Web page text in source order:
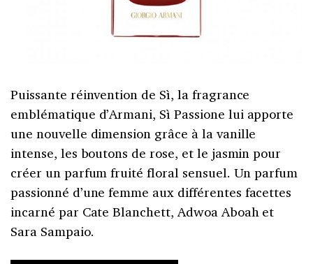
Puissante réinvention de Sì, la fragrance
emblématique d’Armani, Sì Passione lui apporte
une nouvelle dimension grâce à la vanille
intense, les boutons de rose, et le jasmin pour
créer un parfum fruité floral sensuel. Un parfum
passionné d’une femme aux différentes facettes
incarné par Cate Blanchett, Adwoa Aboah et
Sara Sampaio.